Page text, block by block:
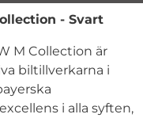
- Svart
M Collection är
biltillverkarna i
i alla syften,